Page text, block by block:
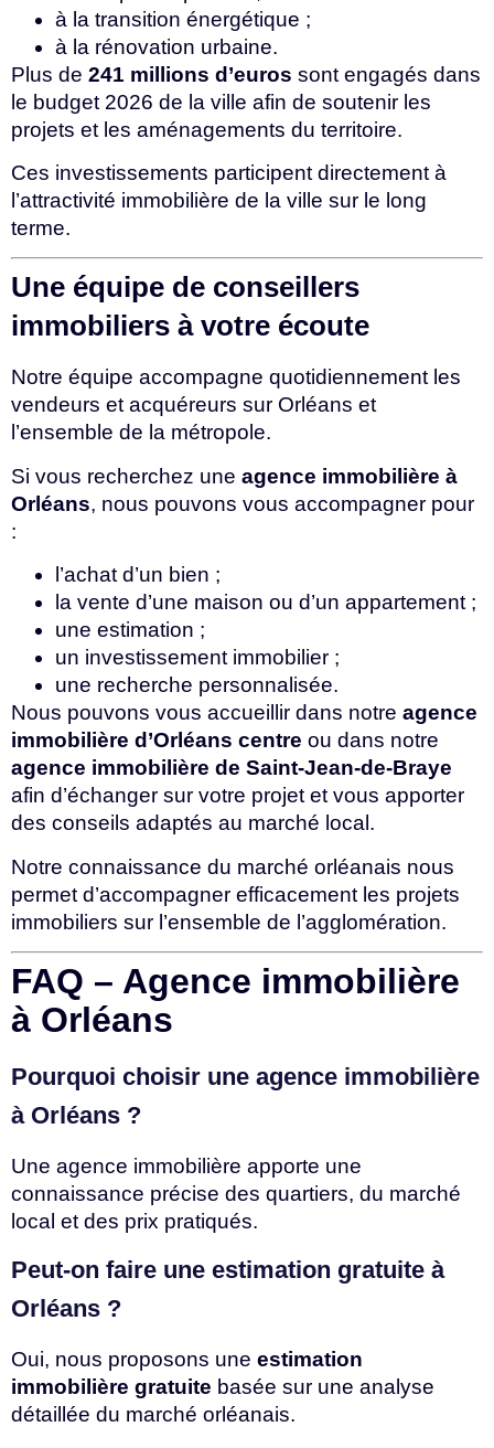
à la transition énergétique ;
à la rénovation urbaine.
Plus de 241 millions d’euros sont engagés dans
le budget 2026 de la ville afin de soutenir les
projets et les aménagements du territoire.
Ces investissements participent directement à
l’attractivité immobilière de la ville sur le long
terme.
Une équipe de conseillers
immobiliers à votre écoute
Notre équipe accompagne quotidiennement les
vendeurs et acquéreurs sur Orléans et
l’ensemble de la métropole.
Si vous recherchez une agence immobilière à
Orléans, nous pouvons vous accompagner pour
:
l’achat d’un bien ;
la vente d’une maison ou d’un appartement ;
une estimation ;
un investissement immobilier ;
une recherche personnalisée.
Nous pouvons vous accueillir dans notre agence
immobilière d’Orléans centre ou dans notre
agence immobilière de Saint-Jean-de-Braye
afin d’échanger sur votre projet et vous apporter
des conseils adaptés au marché local.
Notre connaissance du marché orléanais nous
permet d’accompagner efficacement les projets
immobiliers sur l’ensemble de l’agglomération.
FAQ – Agence immobilière
à Orléans
Pourquoi choisir une agence immobilière
à Orléans ?
Une agence immobilière apporte une
connaissance précise des quartiers, du marché
local et des prix pratiqués.
Peut-on faire une estimation gratuite à
Orléans ?
Oui, nous proposons une estimation
immobilière gratuite basée sur une analyse
détaillée du marché orléanais.